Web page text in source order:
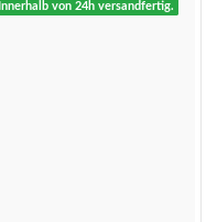
Innerhalb von 24h versandfertig.